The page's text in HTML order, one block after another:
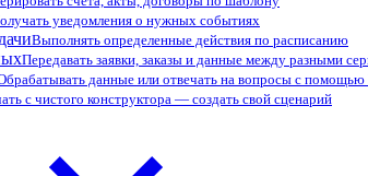
уведомления о нужных событиях
Выполнять определенные действия по расписанию
Передавать заявки, заказы и данные между разными
данные или отвечать на вопросы с
с чистого конструктора — создать свой сценарий